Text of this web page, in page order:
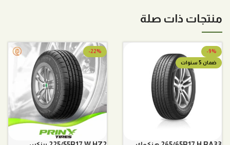
منتجات ذات صلة
-9%
ضمان 5 سنوات
-22%